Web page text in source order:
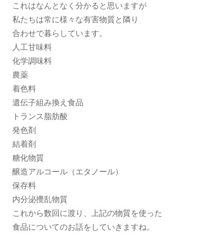
これはなんとなく分かると思いますが
私たちは常に様々な有害物質と隣り
合わせで暮らしています。
人工甘味料
化学調味料
農薬
着色料
遺伝子組み換え食品
トランス脂肪酸
発色剤
結着剤
糖化物質
醸造アルコール（エタノール）
保存料
内分泌攪乱物質
これから数回に渡り、上記の物質を使った
食品についてのお話をしていきますね。